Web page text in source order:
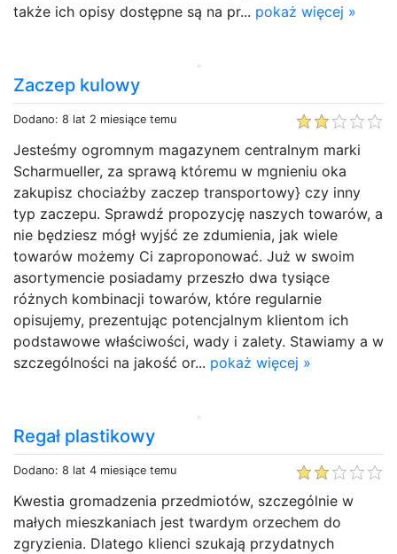
także ich opisy dostępne są na pr... pokaż więcej »
Zaczep kulowy
Dodano: 8 lat 2 miesiące temu
Jesteśmy ogromnym magazynem centralnym marki
Scharmueller, za sprawą któremu w mgnieniu oka
zakupisz chociażby zaczep transportowy} czy inny
typ zaczepu. Sprawdź propozycję naszych towarów, a
nie będziesz mógł wyjść ze zdumienia, jak wiele
towarów możemy Ci zaproponować. Już w swoim
asortymencie posiadamy przeszło dwa tysiące
różnych kombinacji towarów, które regularnie
opisujemy, prezentując potencjalnym klientom ich
podstawowe właściwości, wady i zalety. Stawiamy a w
szczególności na jakość or... pokaż więcej »
Regał plastikowy
Dodano: 8 lat 4 miesiące temu
Kwestia gromadzenia przedmiotów, szczególnie w
małych mieszkaniach jest twardym orzechem do
zgryzienia. Dlatego klienci szukają przydatnych